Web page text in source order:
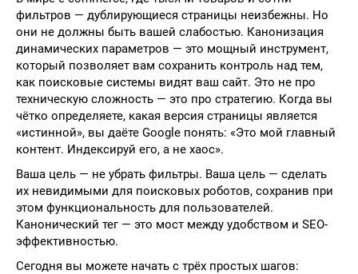
фильтров — дублирующиеся страницы неизбежны. Но
они не должны быть вашей слабостью. Канонизация
динамических параметров — это мощный инструмент,
который позволяет вам сохранить контроль над тем,
как поисковые системы видят ваш сайт. Это не про
техническую сложность — это про стратегию. Когда вы
чётко определяете, какая версия страницы является
«истинной», вы даёте Google понять: «Это мой главный
контент. Индексируй его, а не хаос».
Ваша цель — не убрать фильтры. Ваша цель — сделать
их невидимыми для поисковых роботов, сохранив при
этом функциональность для пользователей.
Канонический тег — это мост между удобством и SEO-
эффективностью.
Сегодня вы можете начать с трёх простых шагов: